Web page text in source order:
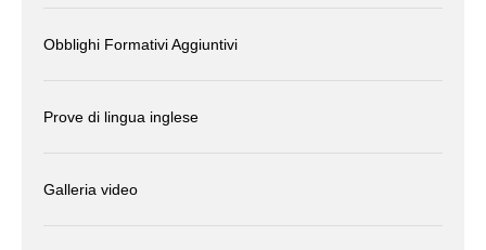
Obblighi Formativi Aggiuntivi
Prove di lingua inglese
Galleria video